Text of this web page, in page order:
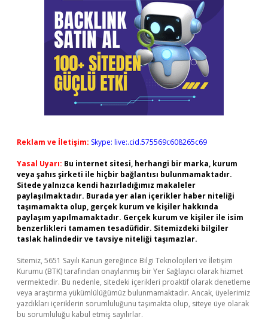
Reklam ve İletişim: Skype: live:.cid.575569c608265c69
Yasal Uyarı: Bu internet sitesi, herhangi bir marka, kurum
veya şahıs şirketi ile hiçbir bağlantısı bulunmamaktadır.
Sitede yalnızca kendi hazırladığımız makaleler
paylaşılmaktadır. Burada yer alan içerikler haber niteliği
taşımamakta olup, gerçek kurum ve kişiler hakkında
paylaşım yapılmamaktadır. Gerçek kurum ve kişiler ile isim
benzerlikleri tamamen tesadüfidir. Sitemizdeki bilgiler
taslak halindedir ve tavsiye niteliği taşımazlar.
Sitemiz, 5651 Sayılı Kanun gereğince Bilgi Teknolojileri ve İletişim
Kurumu (BTK) tarafından onaylanmış bir Yer Sağlayıcı olarak hizmet
vermektedir. Bu nedenle, sitedeki içerikleri proaktif olarak denetleme
veya araştırma yükümlülüğümüz bulunmamaktadır. Ancak, üyelerimiz
yazdıkları içeriklerin sorumluluğunu taşımakta olup, siteye üye olarak
bu sorumluluğu kabul etmiş sayılırlar.